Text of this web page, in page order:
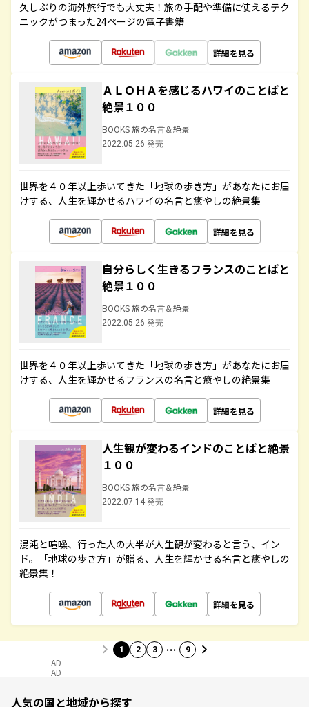
久しぶりの海外旅行でも大丈夫！旅の手配や準備に使えるテク
ニックがつまった24ページの電子書籍
詳細を見る
ＡＬＯＨＡを感じるハワイのことばと
絶景１００
BOOKS 旅の名言＆絶景
2022.05.26 発売
世界を４０年以上歩いてきた「地球の歩き方」があなたにお届
けする、人生を輝かせるハワイの名言と癒やしの絶景集
詳細を見る
自分らしく生きるフランスのことばと
絶景１００
BOOKS 旅の名言＆絶景
2022.05.26 発売
世界を４０年以上歩いてきた「地球の歩き方」があなたにお届
けする、人生を輝かせるフランスの名言と癒やしの絶景集
詳細を見る
人生観が変わるインドのことばと絶景
１００
BOOKS 旅の名言＆絶景
2022.07.14 発売
混沌と喧噪、行った人の大半が人生観が変わると言う、イン
ド。「地球の歩き方」が贈る、人生を輝かせる名言と癒やしの
絶景集！
詳細を見る
1 2 3 … 9
AD
AD
人気の国と地域から探す